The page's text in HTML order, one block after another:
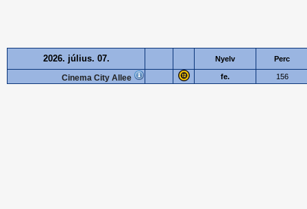
2026. július. 07. Nyelv Perc
Cinema City Allee fe. 156